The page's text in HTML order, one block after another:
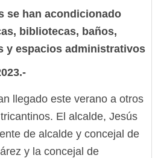
se han acondicionado
bibliotecas, baños,
y espacios administrativos
llegado este verano a otros
El alcalde, Jesús
de alcalde y concejal de
y la concejal de